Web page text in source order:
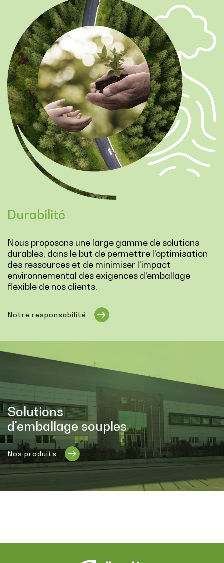
Durabilité
Nous proposons une large gamme de solutions
durables, dans le but de permettre l'optimisation
des ressources et de minimiser l'impact
environnemental des exigences d'emballage
flexible de nos clients.
Notre responsabilité
Solutions
d'emballage souples
Nos produits